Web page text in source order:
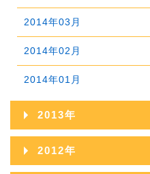
2016年01月
2015年02月
2015年01月
2014年03月
2014年02月
2014年01月
2013年
2013年12月
2012年